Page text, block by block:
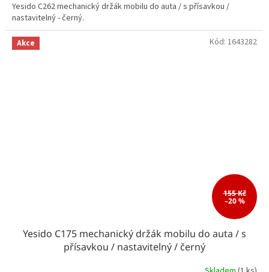
Yesido C262 mechanický držák mobilu do auta / s přísavkou /
nastavitelný - černý.
Akce
155 Kč
–20 %
Yesido C175 mechanický držák mobilu do auta / s
přísavkou / nastavitelný / černý
Kód: 1643282